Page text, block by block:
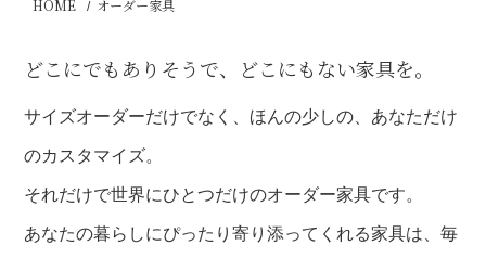
HOME オーダー家具
どこにでもありそうで、どこにもない家具を。
サイズオーダーだけでなく、ほんの少しの、あなただけ
のカスタマイズ。
それだけで世界にひとつだけのオーダー家具です。
あなたの暮らしにぴったり寄り添ってくれる家具は、毎